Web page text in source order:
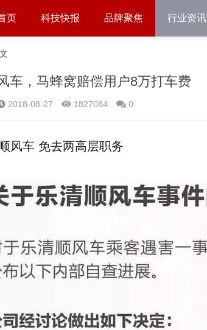
页 科技快报 品牌聚焦 行业资讯
车，马蜂窝赔偿用户8万打车费
2018-08-27 1827084 0
风车 免去两高层职务